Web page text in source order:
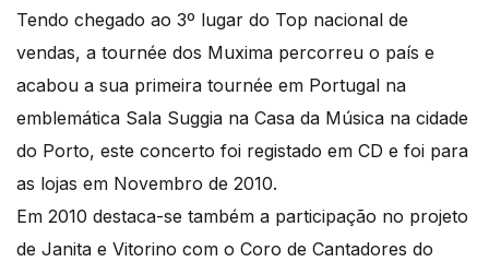
Tendo chegado ao 3º lugar do Top nacional de
vendas, a tournée dos Muxima percorreu o país e
acabou a sua primeira tournée em Portugal na
emblemática Sala Suggia na Casa da Música na cidade
do Porto, este concerto foi registado em CD e foi para
as lojas em Novembro de 2010.
Em 2010 destaca-se também a participação no projeto
de Janita e Vitorino com o Coro de Cantadores do